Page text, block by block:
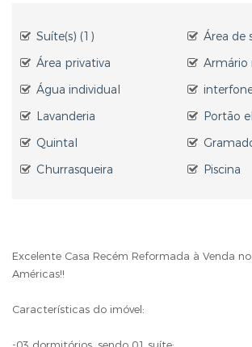
Suíte(s) (1)
Área de
Área privativa
Armário
Água individual
Lavanderia
Portão
Quintal
Churrasqueira
Piscina
Excelente Casa Recém Reformada à Venda
Américas!!
Características do imóvel: